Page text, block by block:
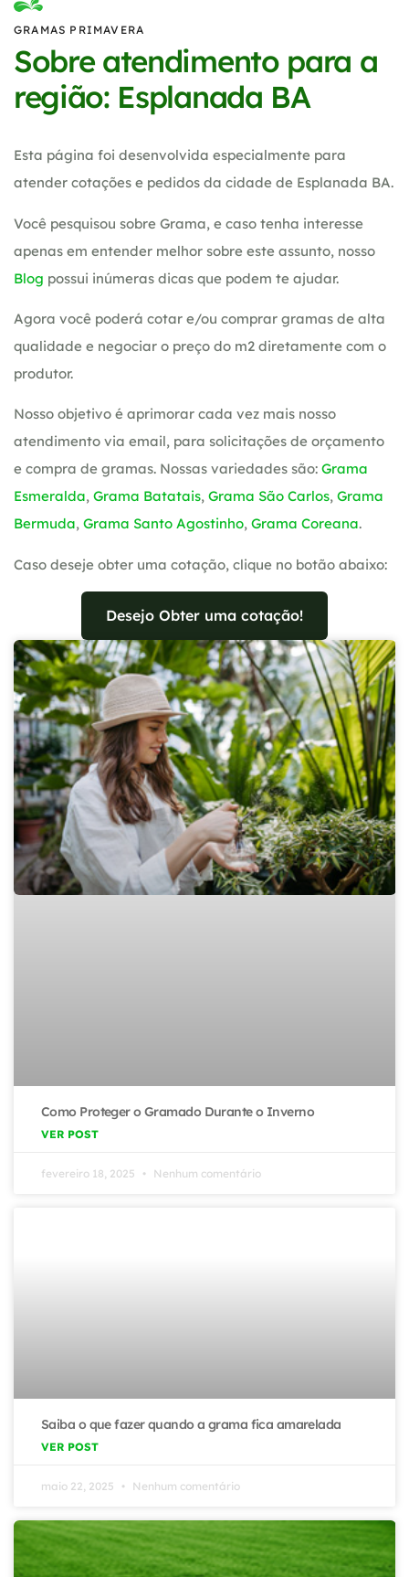
GRAMAS PRIMAVERA
Sobre atendimento para a
região: Esplanada BA
Esta página foi desenvolvida especialmente para
atender cotações e pedidos da cidade de Esplanada BA.
Você pesquisou sobre Grama, e caso tenha interesse
apenas em entender melhor sobre este assunto, nosso
Blog possui inúmeras dicas que podem te ajudar.
Agora você poderá cotar e/ou comprar gramas de alta
qualidade e negociar o preço do m2 diretamente com o
produtor.
Nosso objetivo é aprimorar cada vez mais nosso
atendimento via email, para solicitações de orçamento
e compra de gramas. Nossas variedades são: Grama
Esmeralda, Grama Batatais, Grama São Carlos, Grama
Bermuda, Grama Santo Agostinho, Grama Coreana.
Caso deseje obter uma cotação, clique no botão abaixo:
Desejo Obter uma cotação!
Como Proteger o Gramado Durante o Inverno
VER POST
fevereiro 18, 2025 Nenhum comentário
Saiba o que fazer quando a grama fica amarelada
VER POST
maio 22, 2025 Nenhum comentário